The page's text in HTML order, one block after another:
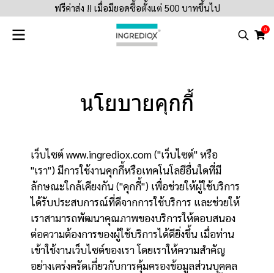
ฟรีค่าส่ง !! เมื่อมียอดซื้อตั้งแต่ 500 บาทขึ้นไป
0
นโยบายคุกกี้
เว็บไซต์ www.ingrediox.com ("เว็บไซต์" หรือ
"เรา") มีการใช้งานคุกกี้หรือเทคโนโลยีอื่นใดที่มี
ลักษณะใกล้เคียงกัน ("คุกกี้") เพื่อช่วยให้ผู้ใช้บริการ
ได้รับประสบการณ์ที่ดีจากการใช้บริการ และช่วยให้
เราสามารถพัฒนาคุณภาพของบริการให้ตอบสนอง
ต่อความต้องการของผู้ใช้บริการได้ดียิ่งขึ้น เมื่อท่าน
เข้าใช้งานเว็บไซต์ของเรา โดยเราให้ความสำคัญ
อย่างเคร่งครัดเกี่ยวกับการคุ้มครองข้อมูลส่วนบุคคล